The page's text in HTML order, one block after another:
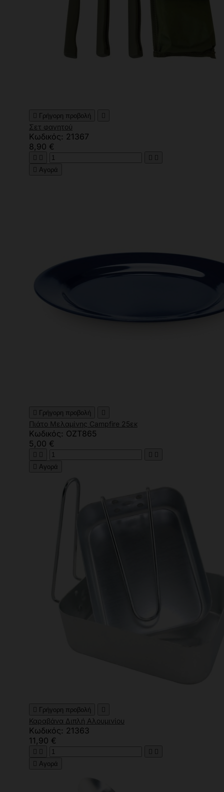
 Γρήγορη προβολή 
Σετ φαγητού
Κωδικός: 21367
8,90 €
   
 Αγορά
 Γρήγορη προβολή 
Πιάτο Μελαμίνης Campfire 25εκ
Κωδικός: OZT865
5,00 €
   
 Αγορά
 Γρήγορη προβολή 
Καραβάνα Διπλή Αλουμινίου
Κωδικός: 21363
11,90 €
   
 Αγορά